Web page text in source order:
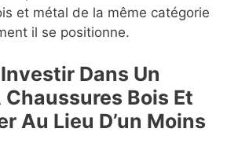
et métal de la même catégorie
il se positionne.
Dans Un
Bois Et
Au Lieu D’un Moins